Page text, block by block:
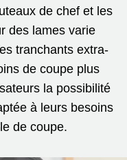
de chef et les
des lames varie
tranchants extra-
de coupe plus
la possibilité
à leurs besoins
de coupe.